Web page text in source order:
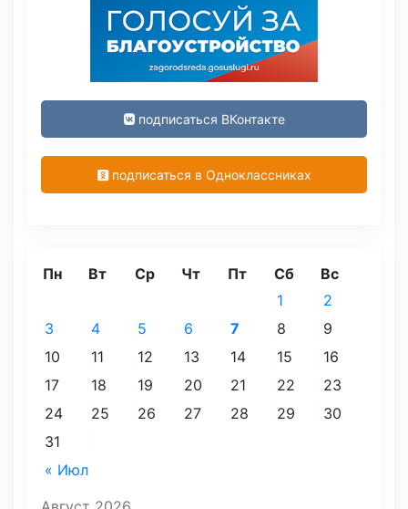
подписаться ВКонтакте
подписаться в Одноклассниках
Пн Вт Ср Чт Пт Сб Вс
« Июл
1
2
3
4 5 6 7 8
9
10
11 12 13 14 15
16
17
18 19 20 21 22
23
24
25 26 27 28 29
30
31